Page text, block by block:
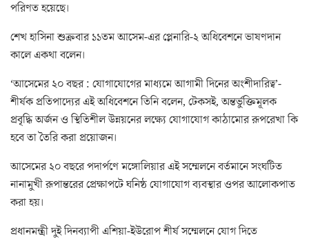
পরিণত হয়েছে।
শেখ হাসিনা শুক্রবার ১১তম আসেম-এর প্লেনারি-২ অধিবেশনে ভাষণদান
কালে একথা বলেন।
‘আসেমের ২০ বছর : যোগাযোগের মাধ্যমে আগামী দিনের অংশীদারিত্ব’-
শীর্ষক প্রতিপাদ্যের এই অধিবেশনে তিনি বলেন, টেকসই, অন্তর্ভুক্তিমূলক
প্রবৃদ্ধি অর্জন ও স্থিতিশীল উন্নয়নের লক্ষ্যে যোগাযোগ কাঠামোর রূপরেখা কি
হবে তা তৈরি করা প্রয়োজন।
আসেমের ২০ বছরে পদার্পণে মঙ্গোলিয়ার এই সম্মেলনে বর্তমানে সংঘটিত
নানামুখী রূপান্তরের প্রেক্ষাপটে ঘনিষ্ঠ যোগাযোগ ব্যবস্থার ওপর আলোকপাত
করা হয়।
প্রধানমন্ত্রী দুই দিনব্যাপী এশিয়া-ইউরোপ শীর্ষ সম্মেলনে যোগ দিতে